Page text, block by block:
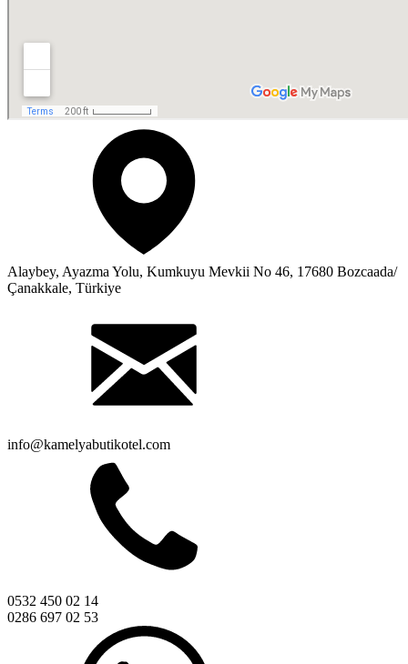
Alaybey, Ayazma Yolu, Kumkuyu Mevkii No 46, 17680 Bozcaada/
Çanakkale, Türkiye
info@kamelyabutikotel.com
0532 450 02 14
0286 697 02 53